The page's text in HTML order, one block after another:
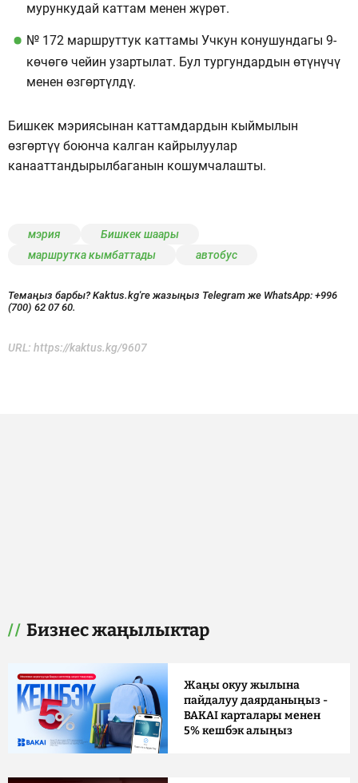
мурункудай каттам менен жүрөт.
№ 172 маршруттук каттамы Учкун конушундагы 9-
көчөгө чейин узартылат. Бул тургундардын өтүнүчү
менен өзгөртүлдү.
Бишкек мэриясынан каттамдардын кыймылын
өзгөртүү боюнча калган кайрылуулар
канааттандырылбаганын кошумчалашты.
мэрия
Бишкек шаары
маршрутка кымбаттады
автобус
Темаңыз барбы? Kaktus.kg'ге жазыңыз Telegram же WhatsApp: +996
(700) 62 07 60.
URL: https://kaktus.kg/9607
Бизнес жаңылыктар
Жаңы окуу жылына
пайдалуу даярданыңыз -
BAKAI карталары менен
5% кешбэк алыңыз